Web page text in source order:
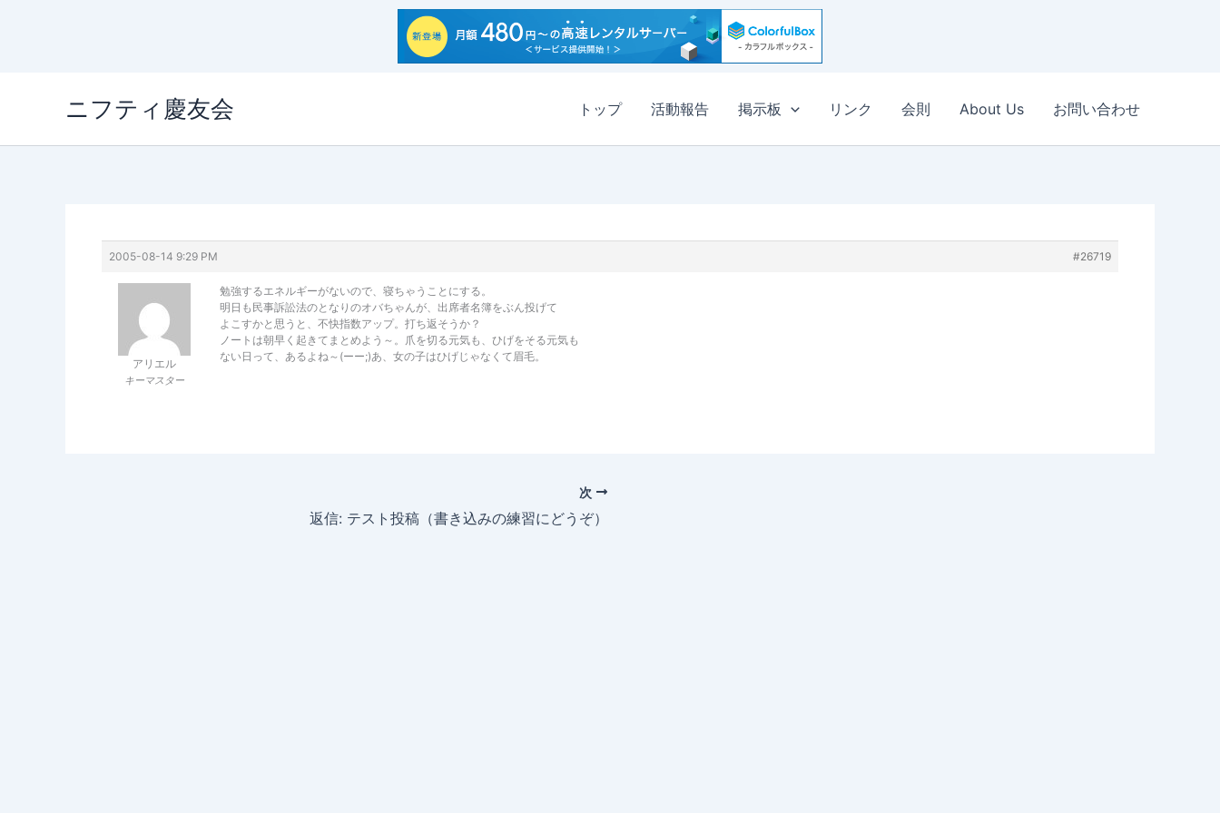
ニフティ慶友会 トップ 活動報告 掲示板 リンク 会則 About Us お問い合わせ
2005-08-14 9:29 PM #26719
アリエル
キーマスター
勉強するエネルギーがないので、寝ちゃうことにする。
明日も民事訴訟法のとなりのオバちゃんが、出席者名簿をぶん投げて
よこすかと思うと、不快指数アップ。打ち返そうか？
ノートは朝早く起きてまとめよう～。爪を切る元気も、ひげをそる元気も
ない日って、あるよね～(ーー;)あ、女の子はひげじゃなくて眉毛。
次
返信: テスト投稿（書き込みの練習にどうぞ）